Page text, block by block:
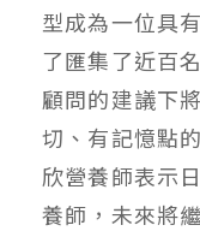
型成為一位具
了匯集了近百
顧問的建議下
切、有記憶點
欣營養師表示
養師，未來將